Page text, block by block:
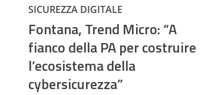
SICUREZZA DIGITALE
Fontana, Trend Micro: “A
fianco della PA per costruire
l’ecosistema della
cybersicurezza”